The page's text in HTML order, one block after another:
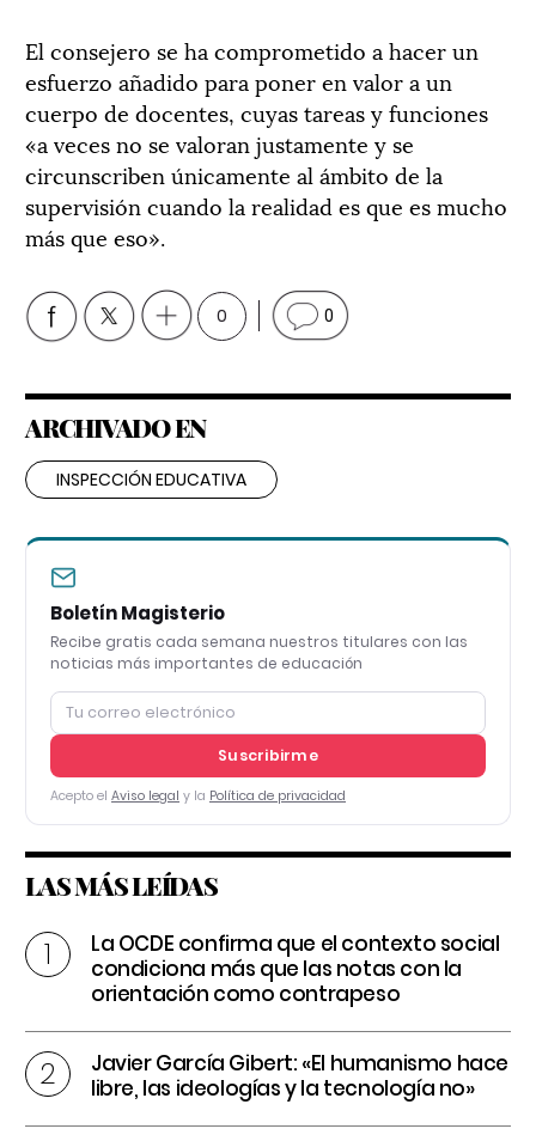
El consejero se ha comprometido a hacer un
esfuerzo añadido para poner en valor a un
cuerpo de docentes, cuyas tareas y funciones
«a veces no se valoran justamente y se
circunscriben únicamente al ámbito de la
supervisión cuando la realidad es que es mucho
más que eso».
0 0
ARCHIVADO EN
INSPECCIÓN EDUCATIVA
Boletín Magisterio
Recibe gratis cada semana nuestros titulares con las
noticias más importantes de educación
Suscribirme
Acepto el Aviso legal y la Política de privacidad
LAS MÁS LEÍDAS
La OCDE confirma que el contexto social
condiciona más que las notas con la
orientación como contrapeso
Javier García Gibert: «El humanismo hace
libre, las ideologías y la tecnología no»